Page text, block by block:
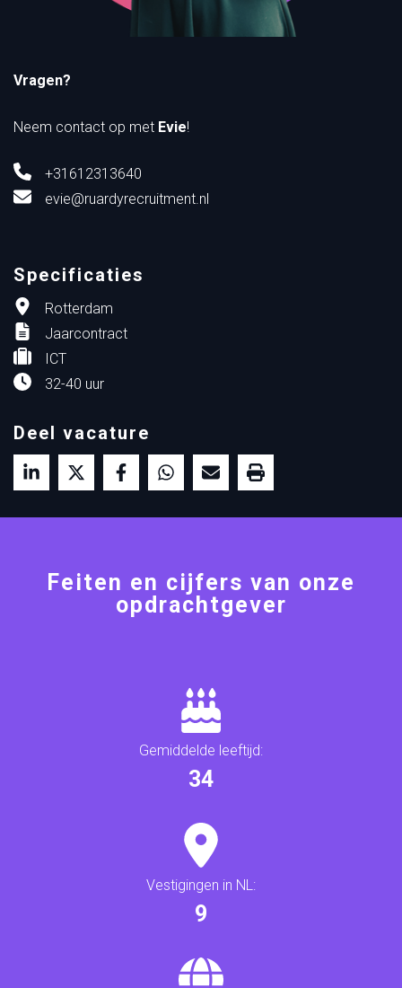
Vragen?
Neem contact op met Evie!
+31612313640
evie@ruardyrecruitment.nl
Specificaties
Rotterdam
Jaarcontract
ICT
32-40 uur
Deel vacature
Feiten en cijfers van onze
opdrachtgever
Gemiddelde leeftijd:
35
Vestigingen in NL:
10